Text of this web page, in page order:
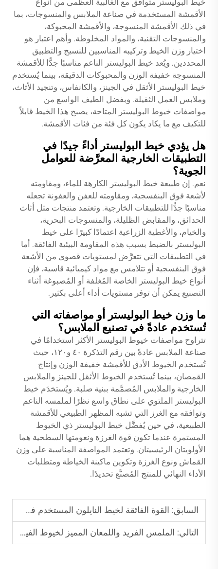
خيط البوليستر متوافق مع الغالبية العظمى من أنواع
الأقمشة المستخدمة في صناعة الملابس والمنسوجات، بما
في ذلك الأقمشة المنسوجة، والأقمشة المحبوكة،
والمنسوجات التقنية، والمواد المخلوطة. وأهم اعتبار هو
اختيار وزن الخيط وتركيبه المناسبين للنسيج والتطبيق
المحددين. ويُعد خيط البوليستر الناعم مناسبًا جدًّا للأقمشة
المنسوجة خفيفة الوزن والمحبوكات الدقيقة، بينما يُستخدم
خيط البوليستر الأثقل في الجينز، والكانفاس، وتنجيد الأثاث،
وملابس العمل الثقيلة. وبفضل الطيف الواسع من
مواصفات خيوط البوليستر المتاحة، يصبح هذا الخيط قابلاً
للتكيف مع ما يكاد يكون كل فئة من فئات الأقمشة.
هل يؤدي خيط البوليستر أداءً جيدًا في
التطبيقات الخارجية المعرَّضة للعوامل
الجوية؟
نعم. إن طبيعة خيط البوليستر الكارهة للماء، ومقاومته
لأشعة فوق البنفسجية، ومقاومته للعفن والعفونة تجعله
مناسبًا جدًّا للتطبيقات الخارجية. وتعتمد منتجات مثل أثاث
الحدائق، والمقابض الظليلة، والمنسوجات البحرية،
والخيام، والأغطية الزراعية اعتمادًا كبيرًا على خيط
البوليستر بالضبط بسبب هذه المقاومة البيئية الفائقة. أما
في التطبيقات التي تتعرَّض لمستويات قصوى من الأشعة
فوق البنفسجية أو تتلامس مع مواد كيميائية قاسية، فإن
أنواع خيط البوليستر الخاصة المُغلفة أو المُصبوغة أثناء
التصنيع يمكن أن توفر مستويات أداء أعلى بكثير.
ما وزن خيط البوليستر أو مواصفاته التي
تُستخدم عادةً في تصنيع الملابس؟
تتراوح مواصفات خيوط البوليستر الأكثر استخدامًا في
صناعة الملابس عادةً بين رقم التذكرة ٤٠ و١٢٠، حيث
تُستخدم الخيوط الأدق للأقمشة خفيفة الوزن وإنتاج
القمصان، بينما تُستخدم الخيوط الأثقل للجينز والملابس
الخارجية والملابس المُصمَّمة ببنية صلبة. ويُستخدَم خيط
البوليستر الملتوي على نطاق واسع نظرًا لملمسه الناعم
وتوافقه مع الغرز التي تشبه المظهر الطبيعي للأقمشة
الطبيعية، في حين يُفضَّل خيط البوليستر ذي الخيوط
المستمرة عندما تكون قوة الغرزة ونعومتها السطحية هما
الأولويتان الرئيسيتان. وتعتمد المواصفة المناسبة على وزن
القماش ونوع الغرزة وتكوين ماكينة الخياطة ومتطلبات
الأداء النهائي للمنتج المُصنَّع تحديدًا.
السابق: القوة الفائقة لخيط النايلون المستخدم في خياطة الجلود والتنجيد.
التالي: الملمس الفريد واللمعان المميز لخيوط الفيسكوز في عالم الأزياء الراقية.